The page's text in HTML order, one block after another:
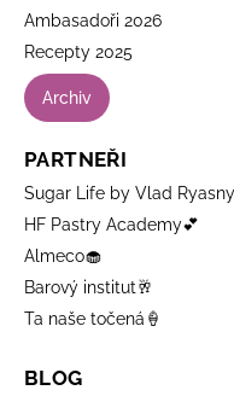
Ambasadoři 2026
Recepty 2025
Archiv
PARTNEŘI
Sugar Life by Vlad
HF Pastry Academy💕
Almeco🧁
Barový institut🥂
Ta naše točená🍦
BLOG